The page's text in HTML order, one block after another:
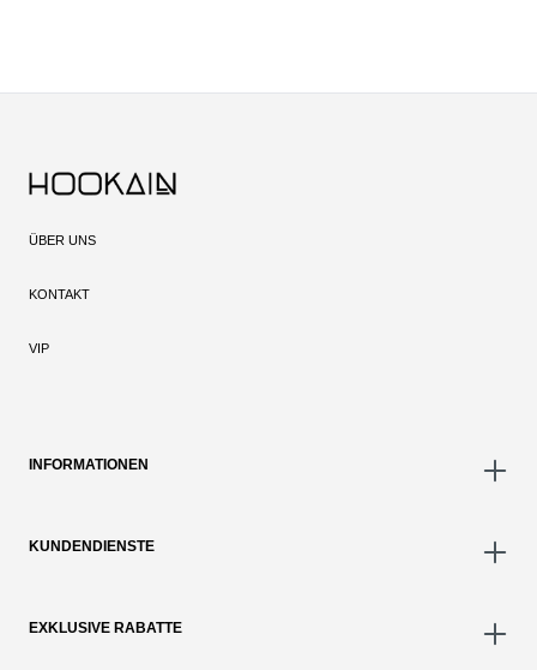
ÜBER UNS
KONTAKT
VIP
INFORMATIONEN
KUNDENDIENSTE
EXKLUSIVE RABATTE